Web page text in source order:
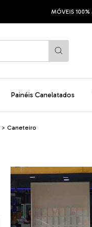
MÓVEIS 100% MDF
Painéis Canelatados
> Caneteiro